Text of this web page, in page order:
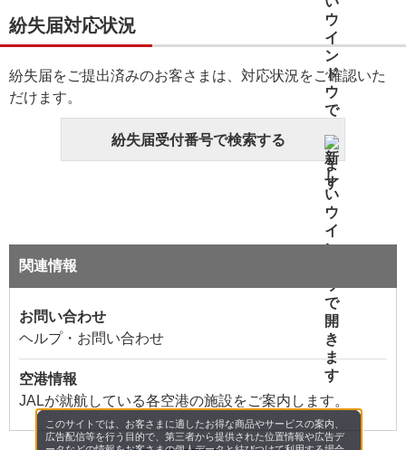
紛失届対応状況
紛失届をご提出済みのお客さまは、対応状況をご確認いた
だけます。
紛失届受付番号で検索する
関連情報
お問い合わせ
ヘルプ・お問い合わせ
空港情報
JALが就航している各空港の施設をご案内します。
このサイトでは、お客さまに適したお得な商品やサービスの案内、
広告配信等を行う目的で、第三者から提供された位置情報や広告デ